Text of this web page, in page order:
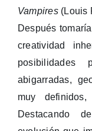
Vampires(Louis
Después
creatividad
posibilidades
abigarradas,
muy
Destacando